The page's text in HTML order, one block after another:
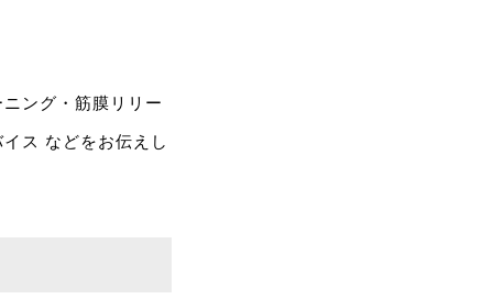
ング・筋膜リリー
ス などをお伝えし